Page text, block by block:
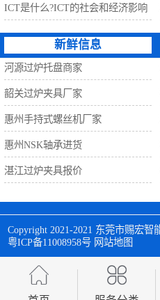
ICT是什么?ICT的社会和经济影响
新鲜信息
河源过炉托盘商家
韶关过炉夹具厂家
惠州手持式螺丝机厂家
惠州NSK轴承进货
湛江过炉夹具报价
Copyright 2021-2021 东莞市赐宏智
粤ICP备11008958号 网站地图